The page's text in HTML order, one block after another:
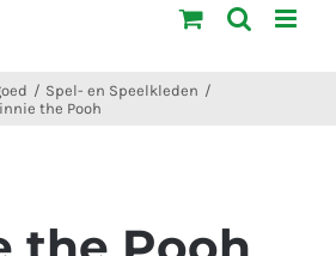
Spel- en Speelkleden
the Pooh